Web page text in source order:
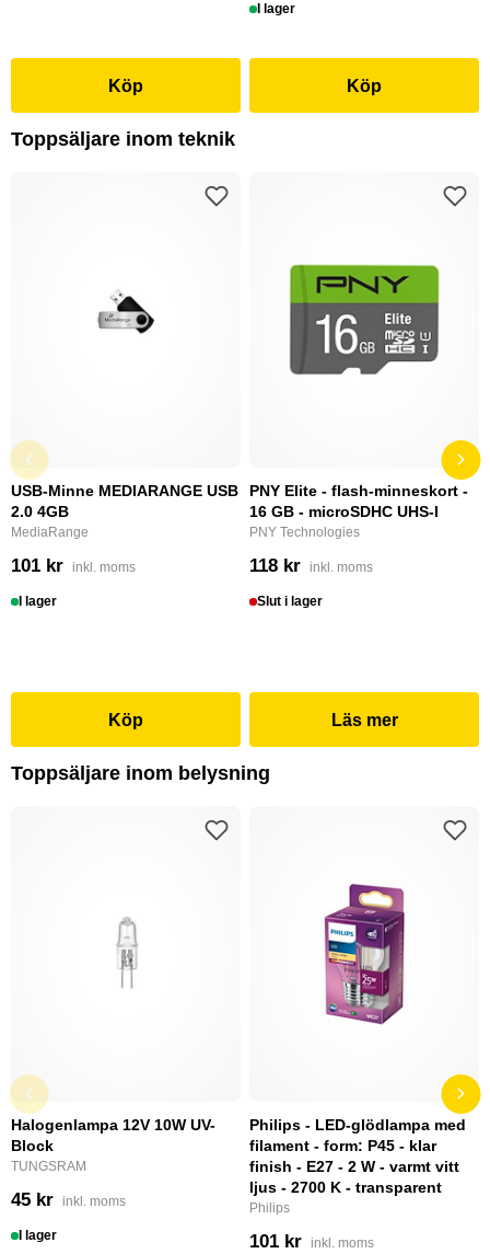
Köp
I lager
Köp
Toppsäljare inom teknik
USB-Minne MEDIARANGE USB
2.0 4GB
MediaRange
101 kr inkl. moms
I lager
Köp
PNY Elite - flash-minneskort -
16 GB - microSDHC UHS-I
PNY Technologies
118 kr inkl. moms
Slut i lager
Läs mer
Toppsäljare inom belysning
Halogenlampa 12V 10W UV-
Block
TUNGSRAM
45 kr inkl. moms
I lager
Philips - LED-glödlampa med
filament - form: P45 - klar
finish - E27 - 2 W - varmt vitt
ljus - 2700 K - transparent
Philips
101 kr inkl. moms